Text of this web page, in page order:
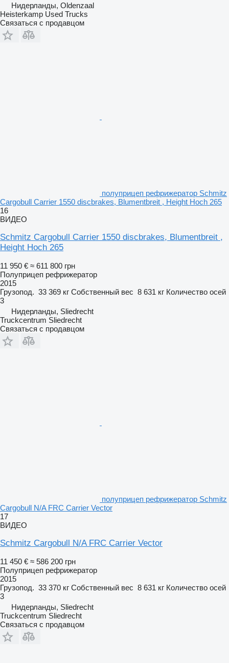
Нидерланды, Oldenzaal
Heisterkamp Used Trucks
Связаться с продавцом
полуприцеп рефрижератор Schmitz
Cargobull Carrier 1550 discbrakes, Blumentbreit , Height Hoch 265
16
ВИДЕО
Schmitz Cargobull Carrier 1550 discbrakes, Blumentbreit ,
Height Hoch 265
11 950 € ≈ 611 800 грн
Полуприцеп рефрижератор
2015
Грузопод. 33 369 кг Собственный вес 8 631 кг Количество осей
3
Нидерланды, Sliedrecht
Truckcentrum Sliedrecht
Связаться с продавцом
полуприцеп рефрижератор Schmitz
Cargobull N/A FRC Carrier Vector
17
ВИДЕО
Schmitz Cargobull N/A FRC Carrier Vector
11 450 € ≈ 586 200 грн
Полуприцеп рефрижератор
2015
Грузопод. 33 370 кг Собственный вес 8 631 кг Количество осей
3
Нидерланды, Sliedrecht
Truckcentrum Sliedrecht
Связаться с продавцом